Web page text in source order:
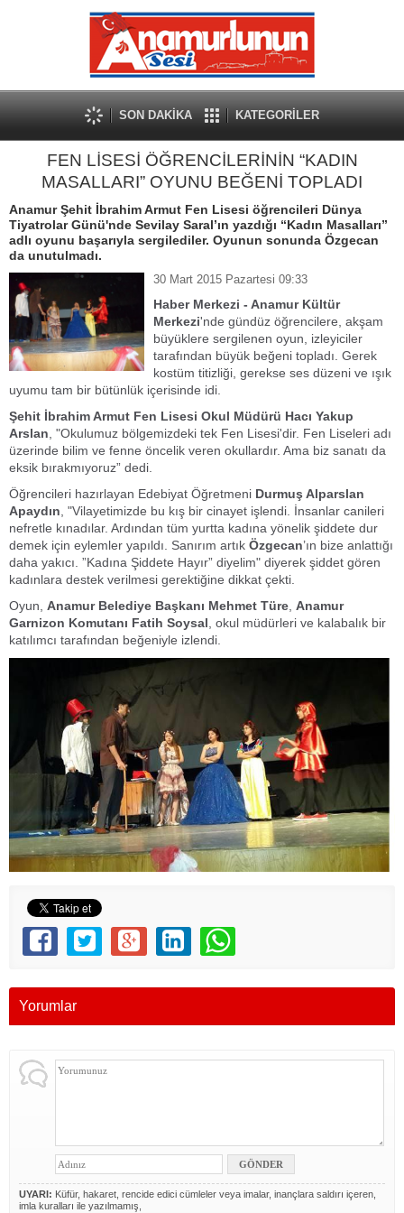
SON DAKİKA KATEGORİLER
FEN LİSESİ ÖĞRENCİLERİNİN “KADIN
MASALLARI” OYUNU BEĞENİ TOPLADI
Anamur Şehit İbrahim Armut Fen Lisesi öğrencileri Dünya
Tiyatrolar Günü'nde Sevilay Saral’ın yazdığı “Kadın Masalları”
adlı oyunu başarıyla sergilediler. Oyunun sonunda Özgecan
da unutulmadı.
30 Mart 2015 Pazartesi 09:33
Haber Merkezi - Anamur Kültür
Merkezi'nde gündüz öğrencilere, akşam
büyüklere sergilenen oyun, izleyiciler
tarafından büyük beğeni topladı. Gerek
kostüm titizliği, gerekse ses düzeni ve ışık
uyumu tam bir bütünlük içerisinde idi.
Şehit İbrahim Armut Fen Lisesi Okul Müdürü Hacı Yakup
Arslan , "Okulumuz bölgemizdeki tek Fen Lisesi'dir. Fen Liseleri adı
üzerinde bilim ve fenne öncelik veren okullardır. Ama biz sanatı da
eksik bırakmıyoruz” dedi.
Öğrencileri hazırlayan Edebiyat Öğretmeni Durmuş Alparslan
Apaydın , "Vilayetimizde bu kış bir cinayet işlendi. İnsanlar canileri
nefretle kınadılar. Ardından tüm yurtta kadına yönelik şiddete dur
demek için eylemler yapıldı. Sanırım artık Özgecan’ın bize anlattığı
daha yakıcı. ”Kadına Şiddete Hayır” diyelim" diyerek şiddet gören
kadınlara destek verilmesi gerektiğine dikkat çekti.
Oyun, Anamur Belediye Başkanı Mehmet Türe Anamur
Garnizon Komutanı Fatih Soysal , okul müdürleri ve kalabalık bir
katılımcı tarafından beğeniyle izlendi.
Yorumlar
UYARI: Küfür, hakaret, rencide edici cümleler veya imalar, inançlara saldırı içeren,
imla kuralları ile yazılmamış,